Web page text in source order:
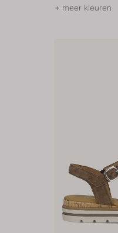
+ meer kleuren